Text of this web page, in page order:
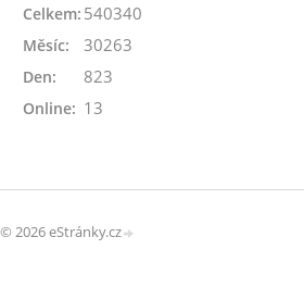
Online: 13
Celkem: 540340
Měsíc: 30263
Den: 823
© 2026 eStránky.cz